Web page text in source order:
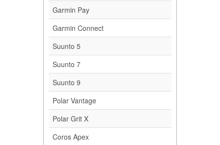
Garmin Pay
Garmin Connect
Suunto 5
Suunto 7
Suunto 9
Polar Vantage
Polar Grit X
Coros Apex